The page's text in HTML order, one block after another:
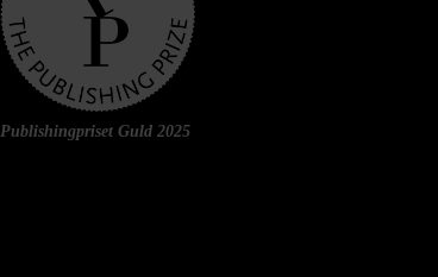
Publishingpriset Guld 2025